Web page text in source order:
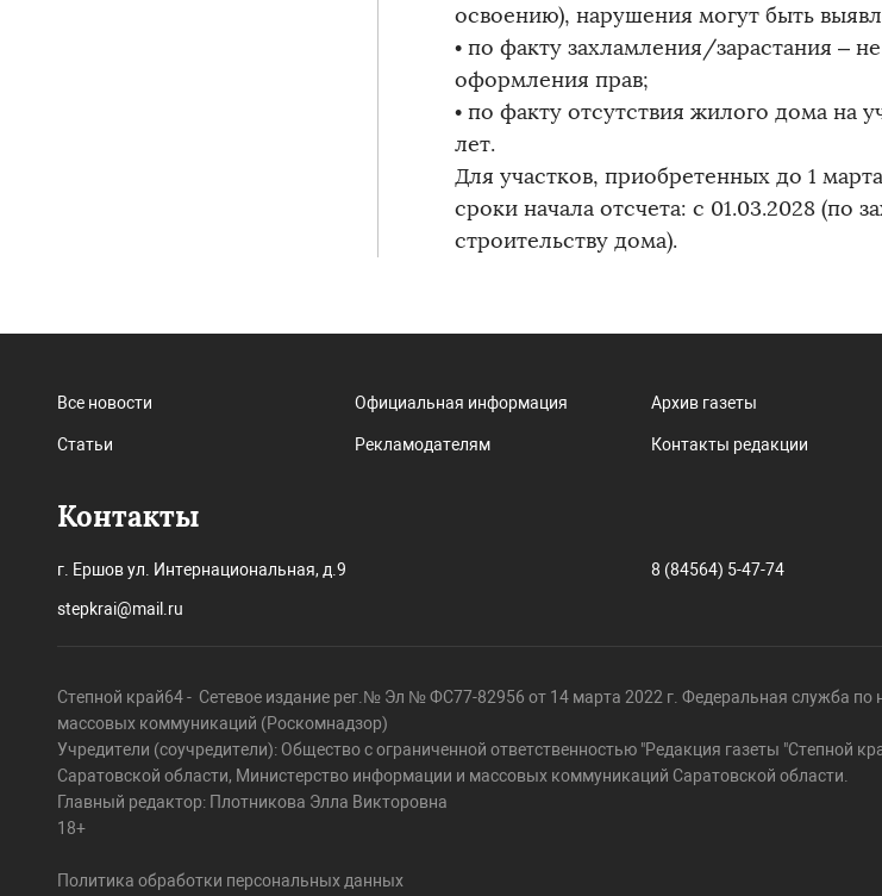
освоению), нарушения могут быть
• по факту захламления/зарастания –
оформления прав;
• по факту отсутствия жилого дома на
лет.
Для участков, приобретенных до 1
сроки начала отсчета: с 01.03.2028 (по
строительству дома).
Все новости
Статьи
Официальная информация
Рекламодателям
Архив газеты
Контакты редакции
Контакты
г. Ершов ул. Интернациональная, д.9
stepkrai@mail.ru
8 (84564) 5-47-74
Степной край64 - Сетевое издание рег.№ Эл № ФС77-82956 от 14 марта 2022 г. Федеральная служба по
массовых коммуникаций (Роскомнадзор)
Учредители (соучредители): Общество с ограниченной ответственностью "Редакция газеты "Степной
Саратовской области, Министерство информации и массовых коммуникаций Саратовской области.
Главный редактор: Плотникова Элла Викторовна
18+
Политика обработки персональных данных